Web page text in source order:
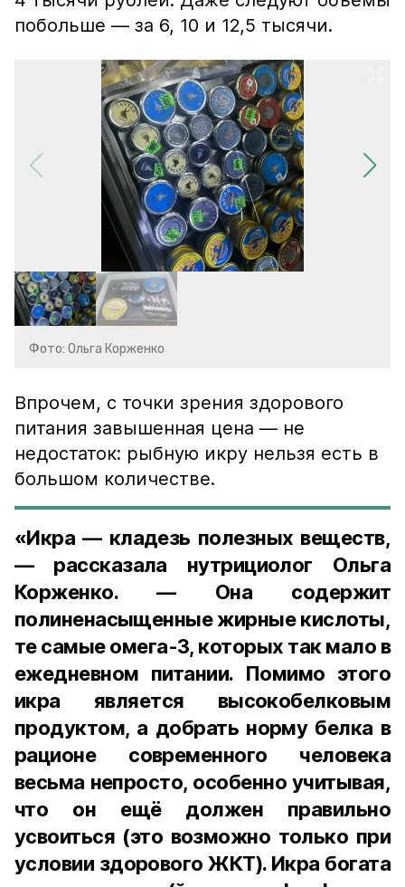
побольше — за 6, 10 и 12,5 тысячи.
Фото: Ольга Корженко
Впрочем, с точки зрения здорового
питания завышенная цена — не
недостаток: рыбную икру нельзя есть в
большом количестве.
«Икра — кладезь полезных веществ,
— рассказала нутрициолог Ольга
Корженко. — Она содержит
полиненасыщенные жирные кислоты,
те самые омега-3, которых так мало в
ежедневном питании. Помимо этого
икра является высокобелковым
продуктом, а добрать норму белка в
рационе современного человека
весьма непросто, особенно учитывая,
что он ещё должен правильно
усвоиться (это возможно только при
условии здорового ЖКТ). Икра богата